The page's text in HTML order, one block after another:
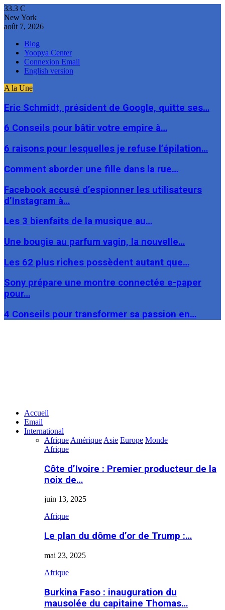
33.3 C
New York
août 7, 2026
Blog
Yoopya Center
Connexion Email
English version
A la Une
Eric Schmidt, président de Google, quitte ses…
6 Conseils pour bâtir votre empire à…
6 raisons pour lesquelles je refuse l’épilation…
Comment aborder une fille dans la rue…
Facebook accusé d’espionner les utilisateurs
d’Instagram à…
Les 3 bienfaits de la musique au…
Une bougie au parfum vagin, la nouvelle…
Les 62 plus riches possèdent autant que…
Sony prépare une montre connectée e-paper
pour…
4 Conseils pour transformer sa passion en…
Accueil
Email
International
Afrique Amérique Asie Europe Monde
Afrique
Côte d’Ivoire : Premier producteur de la
noix de…
juin 13, 2025
Afrique
Le plan du dôme d’or de Trump :…
mai 23, 2025
Afrique
Burkina Faso : inauguration du
mausolée du capitaine Thomas…